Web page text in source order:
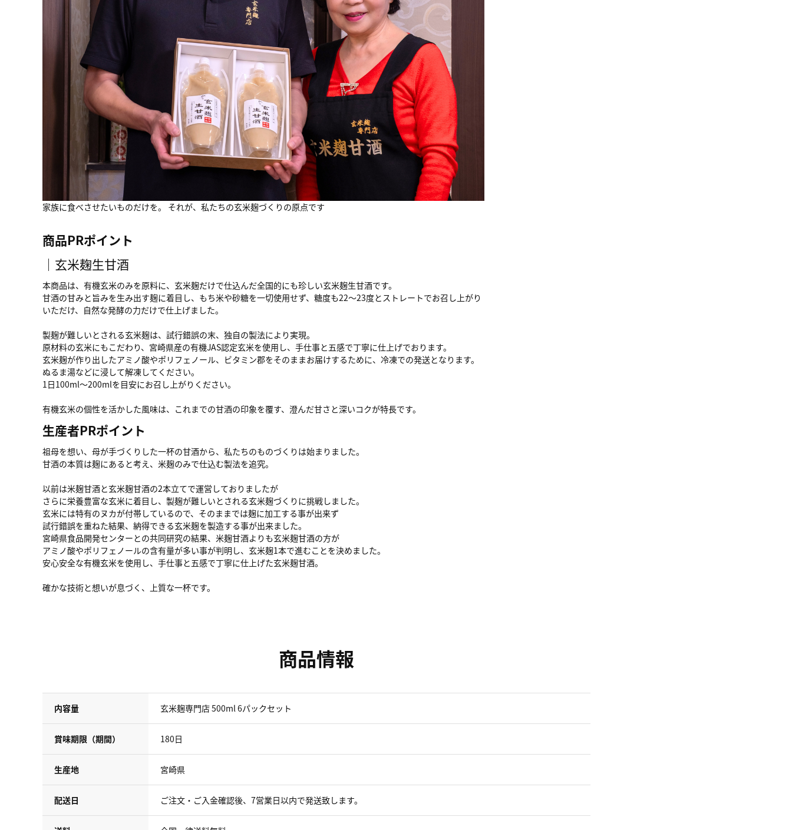
家族に食べさせたいものだけを。 それが、私たちの玄米麹づくりの原点です
商品PRポイント
｜ 玄米麹生甘酒
本商品は、有機玄米のみを原料に、玄米麹だけで仕込んだ全国的にも珍しい玄米麹生甘酒です。
甘酒の甘みと旨みを生み出す麹に着目し、もち米や砂糖を一切使用せず、糖度も22～23度とストレートでお召し上がり
いただけ、自然な発酵の力だけで仕上げました。
製麹が難しいとされる玄米麹は、試行錯誤の末、独自の製法により実現。
原材料の玄米にもこだわり、宮崎県産の有機JAS認定玄米を使用し、手仕事と五感で丁寧に仕上げでおります。
玄米麹が作り出したアミノ酸やポリフェノール、ビタミン郡をそのままお届けするために、冷凍での発送となります。
ぬるま湯などに浸して解凍してください。
1日100ml～200mlを目安にお召し上がりください。
有機玄米の個性を活かした風味は、これまでの甘酒の印象を覆す、澄んだ甘さと深いコクが特長です。
生産者PRポイント
祖母を想い、母が手づくりした一杯の甘酒から、私たちのものづくりは始まりました。
甘酒の本質は麹にあると考え、米麹のみで仕込む製法を追究。
以前は米麹甘酒と玄米麹甘酒の2本立てで運営しておりましたが
さらに栄養豊富な玄米に着目し、製麹が難しいとされる玄米麹づくりに挑戦しました。
玄米には特有のヌカが付帯しているので、そのままでは麹に加工する事が出来ず
試行錯誤を重ねた結果、納得できる玄米麹を製造する事が出来ました。
宮崎県食品開発センターとの共同研究の結果、米麹甘酒よりも玄米麹甘酒の方が
アミノ酸やポリフェノールの含有量が多い事が判明し、玄米麹1本で進むことを決めました。
安心安全な有機玄米を使用し、手仕事と五感で丁寧に仕上げた玄米麹甘酒。
確かな技術と想いが息づく、上質な一杯です。
商品情報
内容量 玄米麹専門店 500ml 6パックセット
賞味期限（期間） 180日
生産地 宮崎県
配送日 ご注文・ご入金確認後、7営業日以内で発送致します。